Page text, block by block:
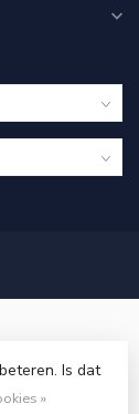
Is dat
»